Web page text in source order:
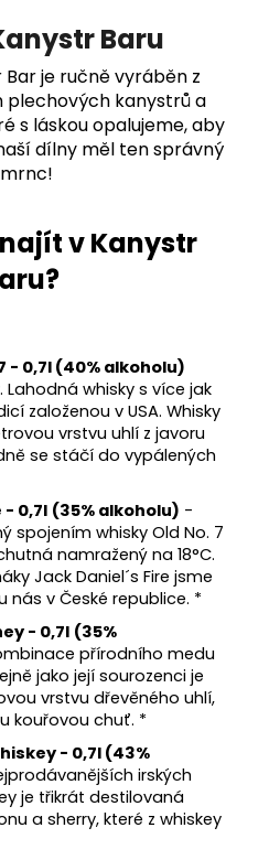
Baru
Bar je ručně vyráběn z
plechových kanystrů a
s láskou opalujeme, aby
dílny měl ten správný
v Kanystr
- 0,7l (40% alkoholu)
Lahodná whisky s více jak
založenou v USA. Whisky
vrstvu uhlí z javoru
se stáčí do vypálených
- 0,7l (35% alkoholu) -
spojením whisky Old No. 7
namražený na 18°C.
Jack Daniel´s Fire jsme
v České republice. *
- 0,7l (35%
přírodního medu
jako její sourozenci je
vrstvu dřevěného uhlí,
kouřovou chuť. *
- 0,7l (43%
irských
je třikrát destilovaná
a sherry, které z whiskey